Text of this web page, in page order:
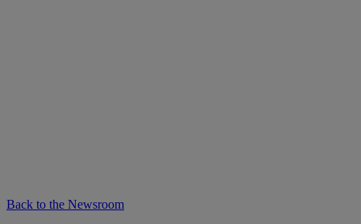
Back to the Newsroom